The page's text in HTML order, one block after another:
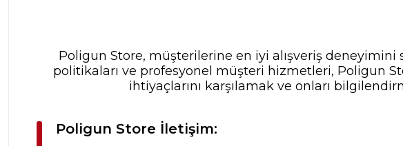
Poligun Store, müşterilerine en iyi alışveriş deneyimini
politikaları ve profesyonel müşteri hizmetleri, Poligun
ihtiyaçlarını karşılamak ve onları
Poligun Store İletişim: